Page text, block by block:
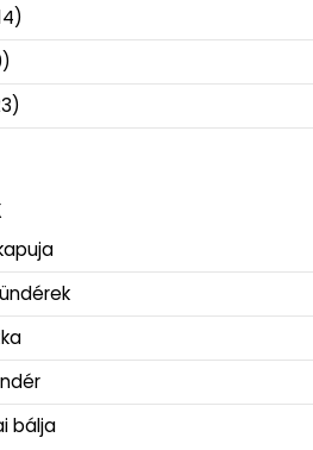
bálja